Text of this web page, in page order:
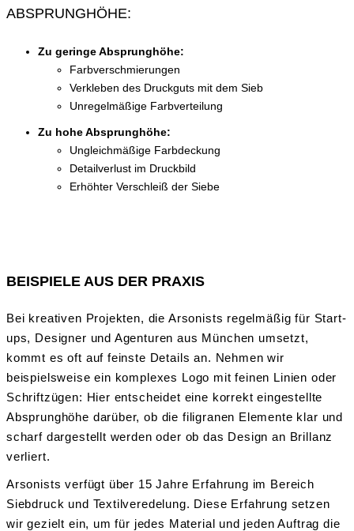
ABSPRUNGHÖHE:
Zu geringe Absprunghöhe:
Farbverschmierungen
Verkleben des Druckguts mit dem Sieb
Unregelmäßige Farbverteilung
Zu hohe Absprunghöhe:
Ungleichmäßige Farbdeckung
Detailverlust im Druckbild
Erhöhter Verschleiß der Siebe
BEISPIELE AUS DER PRAXIS
Bei kreativen Projekten, die Arsonists regelmäßig für Start-
ups, Designer und Agenturen aus München umsetzt,
kommt es oft auf feinste Details an. Nehmen wir
beispielsweise ein komplexes Logo mit feinen Linien oder
Schriftzügen: Hier entscheidet eine korrekt eingestellte
Absprunghöhe darüber, ob die filigranen Elemente klar und
scharf dargestellt werden oder ob das Design an Brillanz
verliert.
Arsonists verfügt über 15 Jahre Erfahrung im Bereich
Siebdruck und Textilveredelung. Diese Erfahrung setzen
wir gezielt ein, um für jedes Material und jeden Auftrag die